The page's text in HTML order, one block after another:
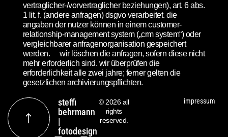
vertraglicher-/vorvertraglicher beziehungen), art. 6 abs.
1 lit. f. (andere anfragen) dsgvo verarbeitet. die
angaben der nutzer können in einem customer-
relationship-management system („crm system“) oder
vergleichbarer anfragenorganisation gespeichert
werden. wir löschen die anfragen, sofern diese nicht
mehr erforderlich sind. wir überprüfen die
erforderlichkeit alle zwei jahre; ferner gelten die
gesetzlichen archivierungspflichten.
steffi
behrmann
|
fotodesign
© 2026 all
rights
reserved.
impressum